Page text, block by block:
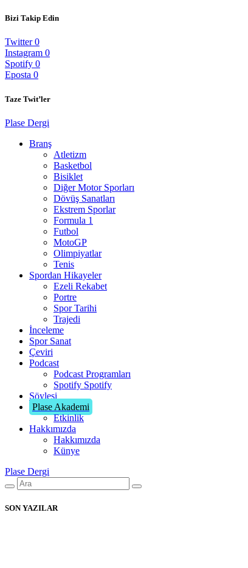
Bizi Takip Edin
Twitter 0
Instagram 0
Spotify 0
Eposta 0
Taze Twit’ler
Plase Dergi
Branş
Atletizm
Basketbol
Bisiklet
Diğer Motor Sporları
Dövüş Sanatları
Ekstrem Sporlar
Formula 1
Futbol
MotoGP
Olimpiyatlar
Tenis
Spordan Hikayeler
Ezeli Rekabet
Portre
Spor Tarihi
Trajedi
İnceleme
Spor Sanat
Çeviri
Podcast
Podcast Programları
Spotify Spotify
Söyleşi
Plase Akademi
Etkinlik
Hakkımızda
Hakkımızda
Künye
Plase Dergi
SON YAZILAR